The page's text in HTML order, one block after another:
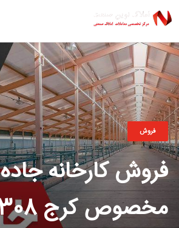
فروش
فروش کارخانه جاده
مخصوص کرج 3308